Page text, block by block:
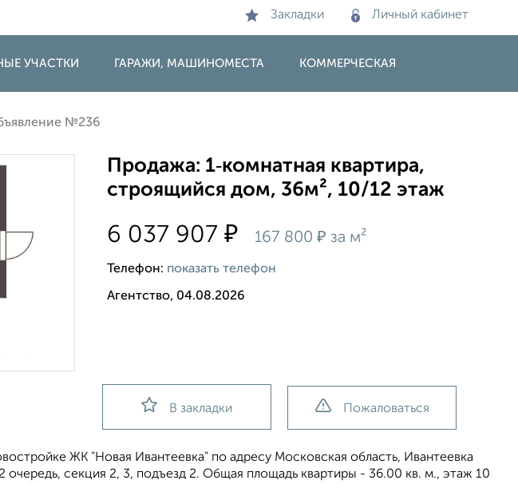
Закладки Личный кабинет
УЧАСТКИ ГАРАЖИ, МАШИНОМЕСТА КОММЕРЧЕСКАЯ
№236
Продажа: 1‑комнатная квартира,
строящийся дом, 36м², 10/12 этаж
6 037 907₽ 167 800₽ за м²
Телефон: показать телефон
Агентство, 04.08.2026
В закладки Пожаловаться
ЖК "Новая Ивантеевка" по адресу Московская область, Ивантеевка
очередь, секция 2, 3, подъезд 2. Общая площадь квартиры - 36.00 кв. м., этаж 10